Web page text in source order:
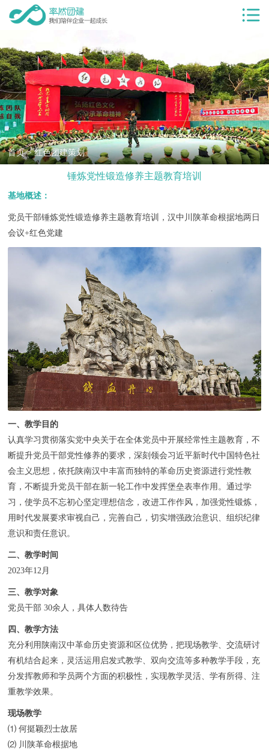
服务项目
团建服务
团建基地
团建目的
客户案例
团建新闻
团建课堂
关于我们
首页>红色团建策划
锤炼党性锻造修养主题教育培训
基地概述：
党员干部锤炼党性锻造修养主题教育培训，汉中川陕革命根据地两日
会议+红色党建
一、教学目的
认真学习贯彻落实党中央关于在全体党员中开展经常性主题教育，不
断提升党员干部党性修养的要求，深刻领会习近平新时代中国特色社
会主义思想，依托陕南汉中丰富而独特的革命历史资源进行党性教
育，不断提升党员干部在新一轮工作中发挥堡垒表率作用。通过学
习，使学员不忘初心坚定理想信念，改进工作作风，加强党性锻炼，
用时代发展要求审视自己，完善自己，切实增强政治意识、组织纪律
意识和责任意识。
二、教学时间
2023年12月
三、教学对象
党员干部 30余人，具体人数待告
四、教学方法
充分利用陕南汉中革命历史资源和区位优势，把现场教学、交流研讨
有机结合起来，灵活运用启发式教学、双向交流等多种教学手段，充
分发挥教师和学员两个方面的积极性，实现教学灵活、学有所得、注
重教学效果。
现场教学
⑴ 何挺颖烈士故居
⑵ 川陕革命根据地